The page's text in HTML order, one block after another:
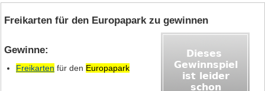
Freikarten für den Europapark zu gewinnen
Gewinne:
Freikarten für den Europapark